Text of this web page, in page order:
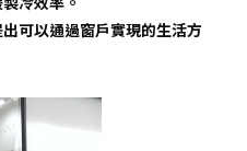
可以通過窗戶實現的生活方